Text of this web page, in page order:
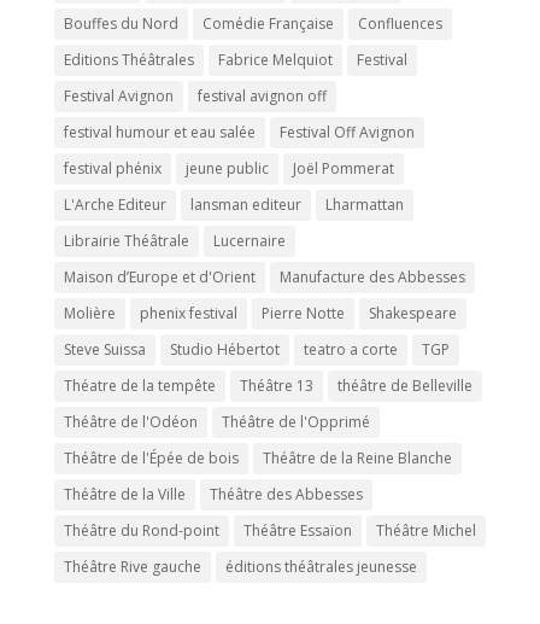
Bouffes du Nord
Comédie Française
Confluences
Editions Théâtrales
Fabrice Melquiot
Festival
Festival Avignon
festival avignon off
festival humour et eau salée
Festival Off Avignon
festival phénix
jeune public
Joël Pommerat
L'Arche Editeur
lansman editeur
Lharmattan
Librairie Théâtrale
Lucernaire
Maison d’Europe et d'Orient
Manufacture des Abbesses
Molière
phenix festival Pierre Notte
Shakespeare
Steve Suissa
Studio Hébertot teatro a corte
TGP
Théatre de la tempête
Théâtre 13
théâtre de Belleville
Théâtre de l'Odéon
Théâtre de l'Opprimé
Théâtre de l'Épée de bois
Théâtre de la Reine Blanche
Théâtre de la Ville
Théâtre des Abbesses
Théâtre du Rond-point
Théâtre Essaïon
Théâtre Michel
Théâtre Rive gauche
éditions théâtrales jeunesse